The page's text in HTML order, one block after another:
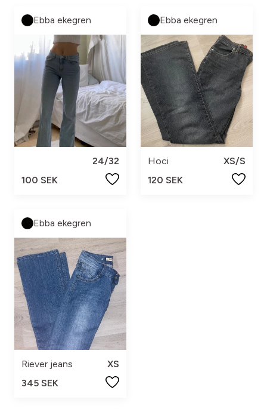
Ebba ekegren
24/32
100 SEK
Ebba ekegren
Hoci
XS/S
120 SEK
Ebba ekegren
Riever jeans
XS
345 SEK